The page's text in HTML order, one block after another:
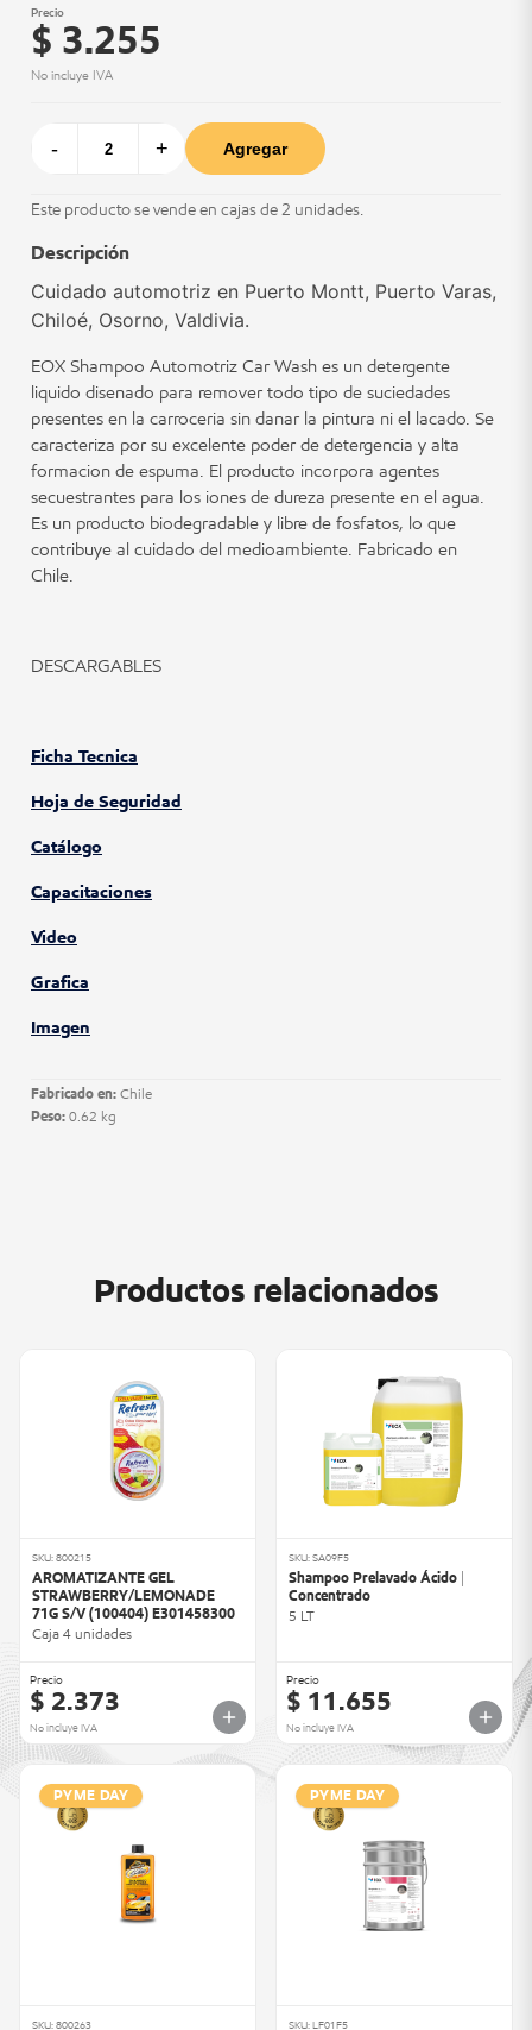
Precio
$ 3.255
No incluye IVA
- + Agregar
Este producto se vende en cajas de 2 unidades.
Descripción
Cuidado automotriz en Puerto Montt, Puerto Varas,
Chiloé, Osorno, Valdivia.
EOX Shampoo Automotriz Car Wash es un detergente
liquido disenado para remover todo tipo de suciedades
presentes en la carroceria sin danar la pintura ni el lacado. Se
caracteriza por su excelente poder de detergencia y alta
formacion de espuma. El producto incorpora agentes
secuestrantes para los iones de dureza presente en el agua.
Es un producto biodegradable y libre de fosfatos, lo que
contribuye al cuidado del medioambiente. Fabricado en
Chile.
DESCARGABLES
Ficha Tecnica
Hoja de Seguridad
Catálogo
Capacitaciones
Video
Grafica
Imagen
Fabricado en: Chile
Peso: 0.62 kg
Productos relacionados
SKU: 800215
AROMATIZANTE GEL
STRAWBERRY/LEMONADE
71G S/V (100404) E301458300
Caja 4 unidades
Precio
$ 2.373
No incluye IVA
SKU: SA09F5
Shampoo Prelavado Ácido |
Concentrado
5 LT
Precio
$ 11.655
No incluye IVA
PYME DAY
SKU: 800263
PYME DAY
SKU: LF01F5